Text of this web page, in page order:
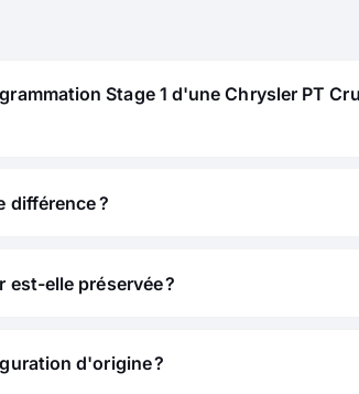
Stage 1 d'une Chrysler PT
différence ?
est-elle préservée ?
d'origine ?